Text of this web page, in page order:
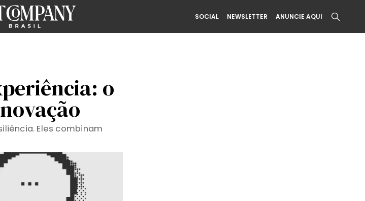
SOCIAL NEWSLETTER ANUNCIE AQUI
o
Eles combinam